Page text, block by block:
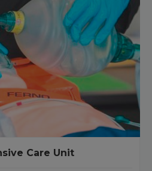
Care Unit